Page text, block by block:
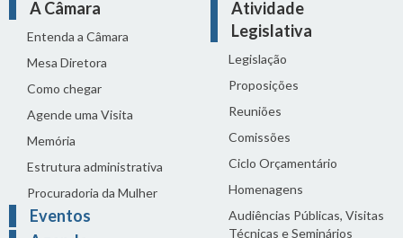
A Câmara
Entenda a Câmara
Mesa Diretora
Como chegar
Agende uma Visita
Memória
Estrutura administrativa
Procuradoria da Mulher
Eventos
Atividade
Legislativa
Legislação
Proposições
Reuniões
Comissões
Ciclo Orçamentário
Homenagens
Audiências Públicas, Visitas
Técnicas e Seminários